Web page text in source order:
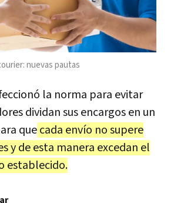
nuevas pautas
la norma para evitar
dividan sus encargos en un
quecada envío no supere
y de esta manera excedan el
establecido.